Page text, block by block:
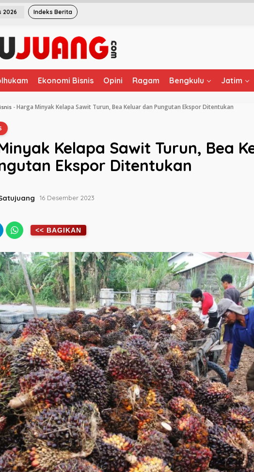
2026 Indeks Berita
Ekonomi Bisnis Opini Ragam Bengkulu Jatim
- Harga Minyak Kelapa Sawit Turun, Bea Keluar dan Pungutan Ekspor Ditentukan
Kelapa Sawit Turun, Bea
Ekspor Ditentukan
16 Desember 2023
Cara Efektif